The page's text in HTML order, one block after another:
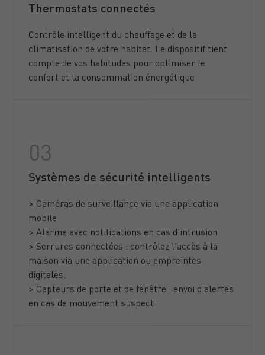
Thermostats connectés
Contrôle intelligent du chauffage et de la
climatisation de votre habitat. Le dispositif tient
compte de vos habitudes pour optimiser le
confort et la consommation énergétique
Systèmes de sécurité intelligents
> Caméras de surveillance via une application
mobile
> Alarme avec notifications en cas d'intrusion
> Serrures connectées : contrôlez l'accès à la
maison via une application ou empreintes
digitales.
> Capteurs de porte et de fenêtre : envoi d'alertes
en cas de mouvement suspect